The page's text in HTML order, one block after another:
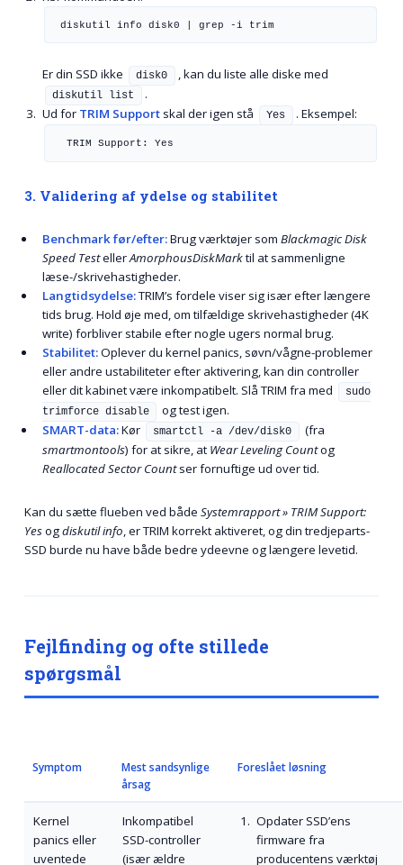
diskutil info disk0 | grep -i trim
Er din SSD ikke disk0 , kan du liste alle diske med
diskutil list
.
Ud for TRIM Supportskal der igen stå Yes . Eksempel:
TRIM Support: Yes
3. Validering af ydelse og stabilitet
Benchmark før/efter:Brug værktøjer som Blackmagic Disk
Speed TestellerAmorphousDiskMarktil at sammenligne
læse-/skrivehastigheder.
Langtidsydelse:TRIM’s fordele viser sig især efter længere
tids brug. Hold øje med, om tilfældige skrivehastigheder (4K
write) forbliver stabile efter nogle ugers normal brug.
Stabilitet:Oplever du kernel panics, søvn/vågne-problemer
eller andre ustabiliteter efter aktivering, kan din controller
eller dit kabinet være inkompatibelt. Slå TRIM fra med
sudo
trimforce disable
og test igen.
SMART-data:Kør smartctl -a /dev/disk0
(fra
smartmontools) for at sikre, at Wear Leveling Countog
Reallocated Sector Countser fornuftige ud over tid.
Kan du sætte flueben ved både Systemrapport » TRIM Support:
Yesogdiskutil info, er TRIM korrekt aktiveret, og din tredjeparts-
SSD burde nu have både bedre ydeevne og længere levetid.
Fejlfinding og ofte stillede
spørgsmål
Symptom
Mest sandsynlige
årsag
Foreslået løsning
Kernel
panics eller
uventede
Inkompatibel
SSD-controller
(især ældre
Opdater SSD’ens
firmware fra
producentens værktøj